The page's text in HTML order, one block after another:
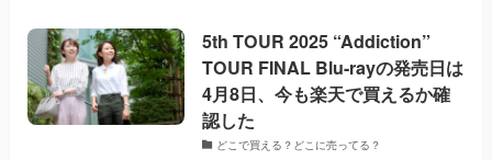
5th TOUR 2025 “Addiction”
TOUR FINAL Blu-rayの発売日は
4月8日、今も楽天で買えるか確
認した
どこで買える？どこに売ってる？